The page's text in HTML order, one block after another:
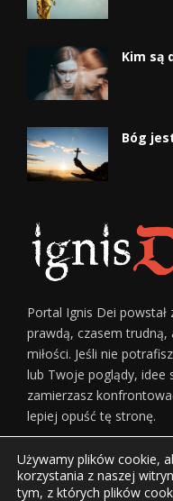
Kim są
Bóg
Portal Ignis Dei
prawdą, czasem
miłości. Jeśli nie
lub Twoje poglądy, idee
zamierzasz
lepiej opuść tę stronę.
Używamy plików cookie,
korzystania z naszej
tym, z których plików